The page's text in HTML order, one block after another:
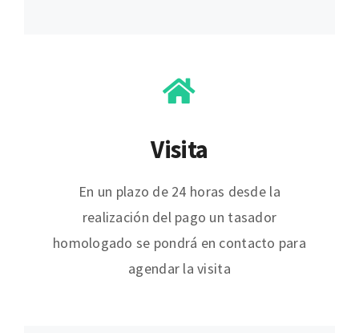
Visita
En un plazo de 24 horas desde la
realización del pago un tasador
homologado se pondrá en contacto para
agendar la visita